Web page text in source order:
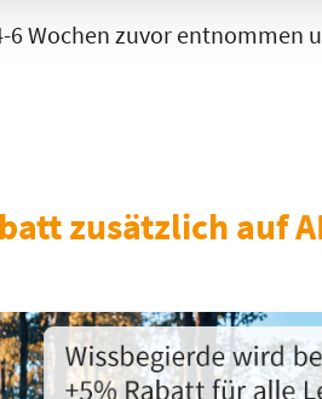
Wochen zuvor entnommen
zusätzlich auf